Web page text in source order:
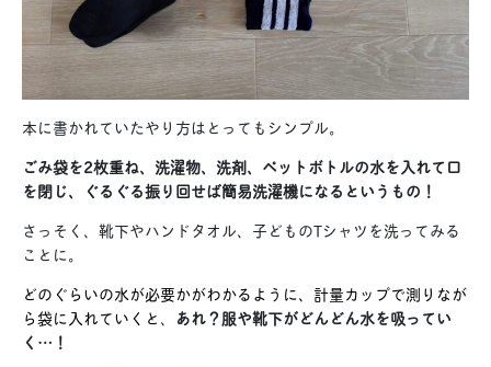
本に書かれていたやり方はとってもシンプル。
ごみ袋を2枚重ね、洗濯物、洗剤、ペットボトルの水を入れて口
を閉じ、ぐるぐる振り回せば簡易洗濯機になるというもの！
さっそく、靴下やハンドタオル、子どものTシャツを洗ってみる
ことに。
どのぐらいの水が必要かがわかるように、計量カップで測りなが
ら袋に入れていくと、 あれ？服や靴下がどんどん水を吸ってい
く…！